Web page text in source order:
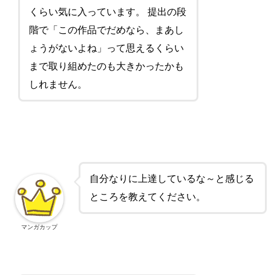
くらい気に入っています。 提出の段
階で「この作品でだめなら、まあし
ょうがないよね」って思えるくらい
まで取り組めたのも大きかったかも
しれません。
自分なりに上達しているな～と感じる
ところを教えてください。
マンガカップ